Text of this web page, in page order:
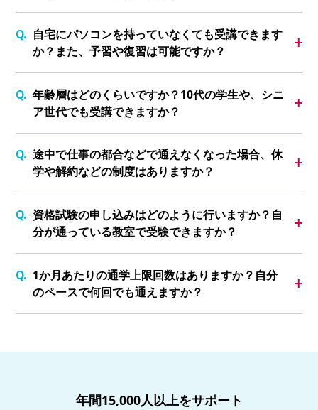
自宅にパソコンを持っていなくても受講できます
か？また、予習や復習は可能ですか？
年齢層はどのくらいですか？10代の学生や、シニ
ア世代でも受講できますか？
途中で仕事の都合などで通えなくなった場合、休
学や解約などの制度はありますか？
資格試験の申し込みはどのように行いますか？自
分が通っている教室で受験できますか？
1か月あたりの通学上限回数はありますか？自分
のペースで何回でも通えますか？
年間15,000人以上をサポート